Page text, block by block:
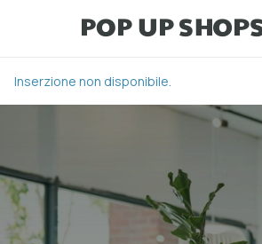
Inserzione non disponibile.